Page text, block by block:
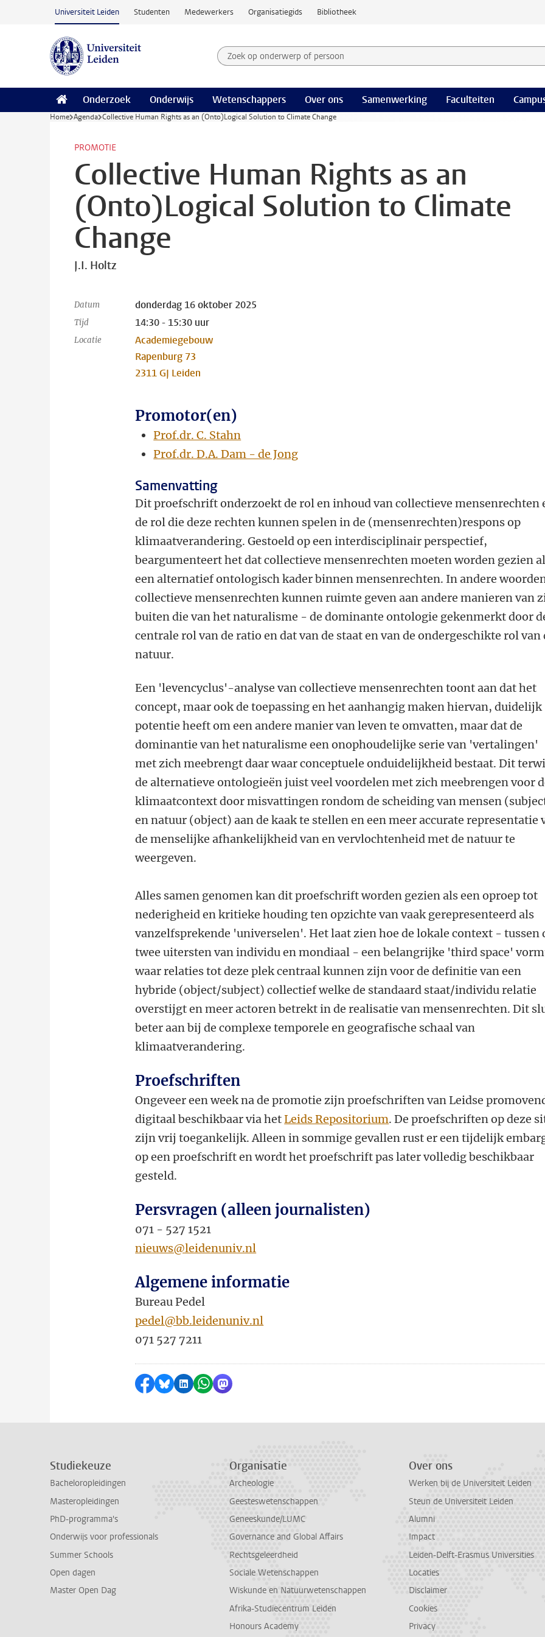
Ga naar hoofdinhoud
Universiteit Leiden Studenten Medewerkers Organisatiegids Bibliotheek
Zoek op onderwerp of persoon en selecteer categorie
Zoekterm
Onderzoek Onderwijs Wetenschappers Over ons Samenwerking Faculteiten
Home Agenda Collective Human Rights as an (Onto)Logical Solution to Climate Change
PROMOTIE
Collective Human Rights as an
(Onto)Logical Solution to Climate
Change
J.I. Holtz
Datum donderdag 16 oktober 2025
Tijd 14:30 - 15:30 uur
Locatie
Academiegebouw
Rapenburg 73
2311 GJ Leiden
Promotor(en)
Prof.dr. C. Stahn
Prof.dr. D.A. Dam - de Jong
Samenvatting
Dit proefschrift onderzoekt de rol en inhoud van collectieve mensenrechten
de rol die deze rechten kunnen spelen in de (mensenrechten)respons op
klimaatverandering. Gestoeld op een interdisciplinair perspectief,
beargumenteert het dat collectieve mensenrechten moeten worden gezien
een alternatief ontologisch kader binnen mensenrechten. In andere
collectieve mensenrechten kunnen ruimte geven aan andere manieren van
buiten die van het naturalisme - de dominante ontologie gekenmerkt door
centrale rol van de ratio en dat van de staat en van de ondergeschikte rol van
natuur.
Een 'levencyclus'-analyse van collectieve mensenrechten toont aan dat het
concept, maar ook de toepassing en het aanhangig maken hiervan, duidelijk
potentie heeft om een andere manier van leven te omvatten, maar dat de
dominantie van het naturalisme een onophoudelijke serie van 'vertalingen'
met zich meebrengt daar waar conceptuele onduidelijkheid bestaat. Dit
de alternatieve ontologieën juist veel voordelen met zich meebrengen voor
klimaatcontext door misvattingen rondom de scheiding van mensen
en natuur (object) aan de kaak te stellen en een meer accurate representatie
de menselijke afhankelijkheid van en vervlochtenheid met de natuur te
weergeven.
Alles samen genomen kan dit proefschrift worden gezien als een oproep tot
nederigheid en kritieke houding ten opzichte van vaak gerepresenteerd als
vanzelfsprekende 'universelen'. Het laat zien hoe de lokale context - tussen
twee uitersten van individu en mondiaal - een belangrijke 'third space'
waar relaties tot deze plek centraal kunnen zijn voor de definitie van een
hybride (object/subject) collectief welke de standaard staat/individu relatie
overstijgt en meer actoren betrekt in de realisatie van mensenrechten. Dit
beter aan bij de complexe temporele en geografische schaal van
klimaatverandering.
Proefschriften
Ongeveer een week na de promotie zijn proefschriften van Leidse
digitaal beschikbaar via hetLeids Repositorium. De proefschriften op deze
zijn vrij toegankelijk. Alleen in sommige gevallen rust er een tijdelijk
op een proefschrift en wordt het proefschrift pas later volledig beschikbaar
gesteld.
Persvragen (alleen journalisten)
071 - 527 1521
nieuws@leidenuniv.nl
Algemene informatie
Bureau Pedel
pedel@bb.leidenuniv.nl
071 527 7211
Delen op Facebook
Delen via Bluesky
Delen op LinkedIn
Delen via WhatsApp
Delen via Mastodon
Studiekeuze
Bacheloropleidingen
Masteropleidingen
PhD-programma's
Onderwijs voor professionals
Summer Schools
Open dagen
Master Open Dag
Organisatie
Archeologie
Geesteswetenschappen
Geneeskunde/LUMC
Governance and Global Affairs
Rechtsgeleerdheid
Sociale Wetenschappen
Wiskunde en Natuurwetenschappen
Afrika-Studiecentrum Leiden
Honours Academy
Over ons
Werken bij de Universiteit Leiden
Steun de Universiteit Leiden
Alumni
Impact
Leiden-Delft-Erasmus Universities
Locaties
Disclaimer
Cookies
Privacy